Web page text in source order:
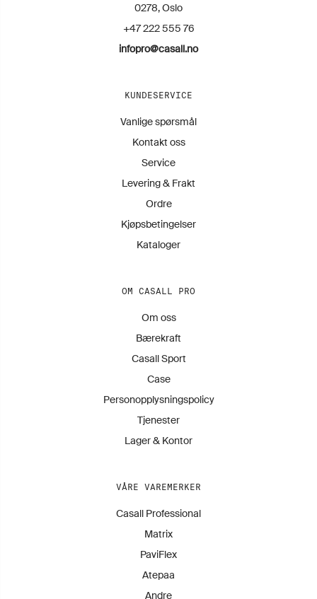
0278, Oslo
+47 222 555 76
infopro@casall.no
KUNDESERVICE
Vanlige spørsmål
Kontakt oss
Service
Levering & Frakt
Ordre
Kjøpsbetingelser
Kataloger
OM CASALL PRO
Om oss
Bærekraft
Casall Sport
Case
Personopplysningspolicy
Tjenester
Lager & Kontor
VÅRE VAREMERKER
Casall Professional
Matrix
PaviFlex
Atepaa
Andre